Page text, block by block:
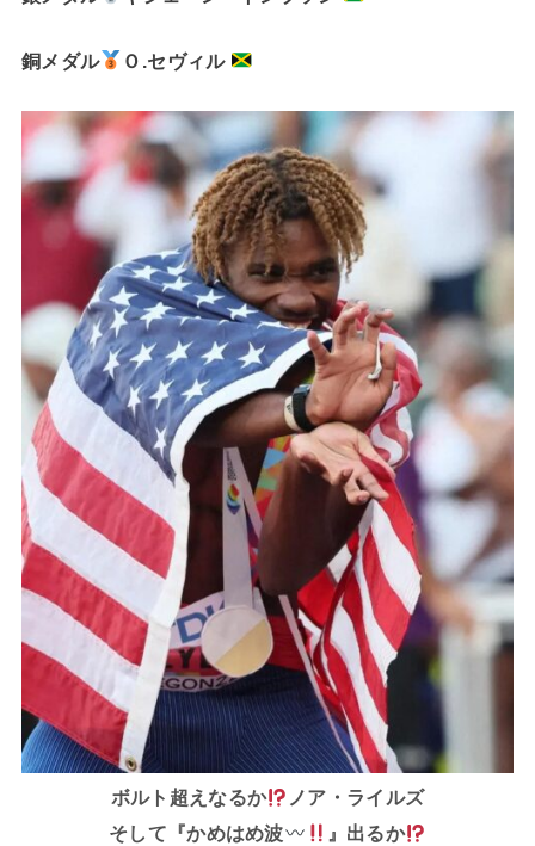
銅メダル Ｏ.セヴィル
ボルト超えなるか
ノア・ライルズ
そして『かめはめ波
』出るか